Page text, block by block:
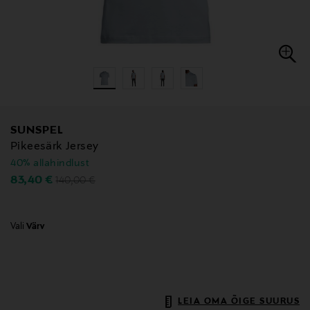
SUNSPEL
Pikeesärk Jersey
40% allahindlust
Discounted Price
83,40 € Original Price
140,00 €
Vali Värv
LEIA OMA ÕIGE SUURUS